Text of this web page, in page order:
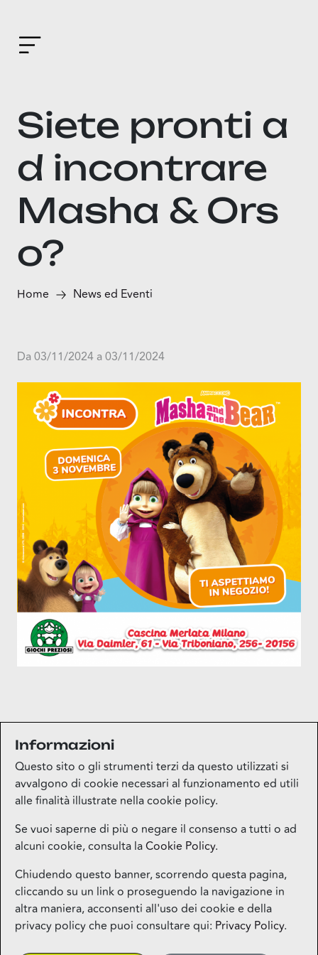
Siete pronti a
d incontrare
Masha & Ors
o?
Home News ed Eventi
Da 03/11/2024 a 03/11/2024
negozio Giochi preziosi alle 11:00 – 12:00 – 13:00 –
15:30 – 16:30 – 17:30 – 18:30.
Informazioni
Questo sito o gli strumenti terzi da questo utilizzati si
avvalgono di cookie necessari al funzionamento ed utili
alle finalità illustrate nella cookie policy.
Se vuoi saperne di più o negare il consenso a tutti o ad
alcuni cookie, consulta laCookie Policy.
Chiudendo questo banner, scorrendo questa pagina,
cliccando su un link o proseguendo la navigazione in
altra maniera, acconsenti all'uso dei cookie e della
privacy policy che puoi consultare qui: Privacy Policy.
Contatti